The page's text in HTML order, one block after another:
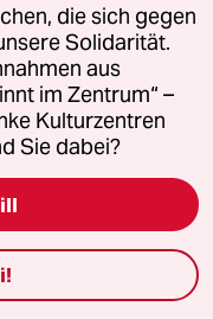
die sich gegen
Solidarität.
aus
im Zentrum“ –
Kulturzentren
Sie dabei?